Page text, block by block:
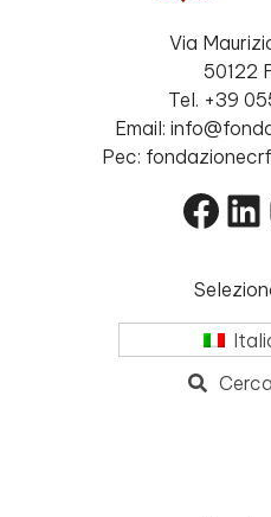
Via
50122
Tel. +39
Email:
Pec: